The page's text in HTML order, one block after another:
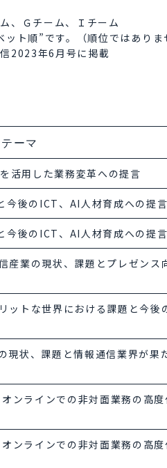
、Ｇチーム、Ｉチーム
ト順”です。（順位ではありま
2023年6月号に掲載
テーマ
活用した業務変革への提言
今後のICT、AI人材育成への提言
今後のICT、AI人材育成への
産業の現状、課題とプレゼンス
ットな世界における課題と今後
現状、課題と情報通信業界が果
ンラインでの非対面業務の高度
ンラインでの非対面業務の高度